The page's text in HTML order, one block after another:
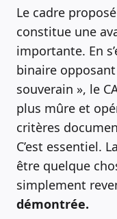
Le cadre
constitue une
importante. En
binaire
souverain », le
plus mûre et
critères
C’est essentiel.
être quelque
simplement
démontrée.